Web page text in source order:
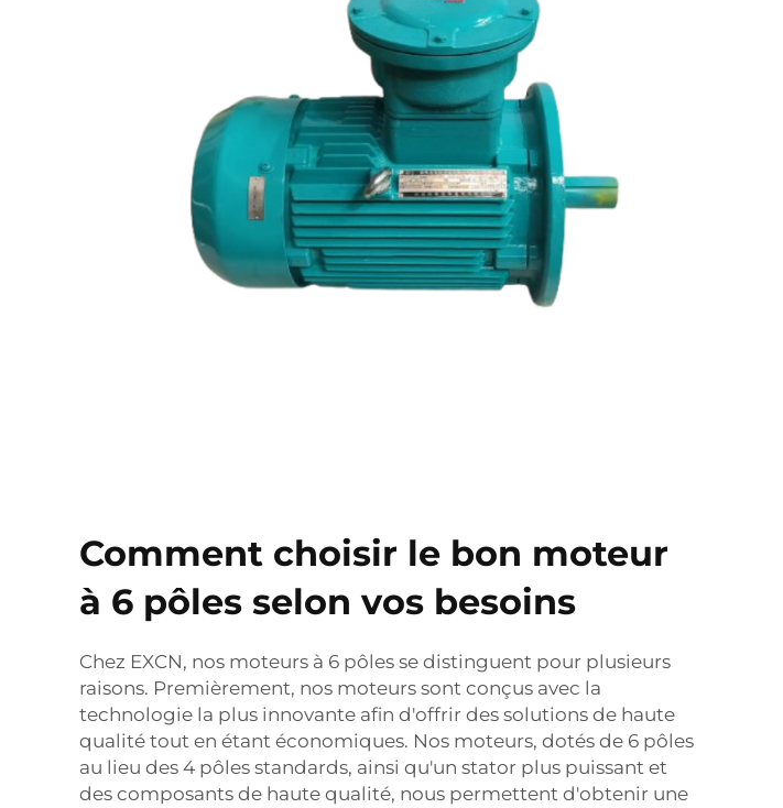
Comment choisir le bon moteur
à 6 pôles selon vos besoins
Chez EXCN, nos moteurs à 6 pôles se distinguent pour plusieurs
raisons. Premièrement, nos moteurs sont conçus avec la
technologie la plus innovante afin d'offrir des solutions de haute
qualité tout en étant économiques. Nos moteurs, dotés de 6 pôles
au lieu des 4 pôles standards, ainsi qu'un stator plus puissant et
des composants de haute qualité, nous permettent d'obtenir une